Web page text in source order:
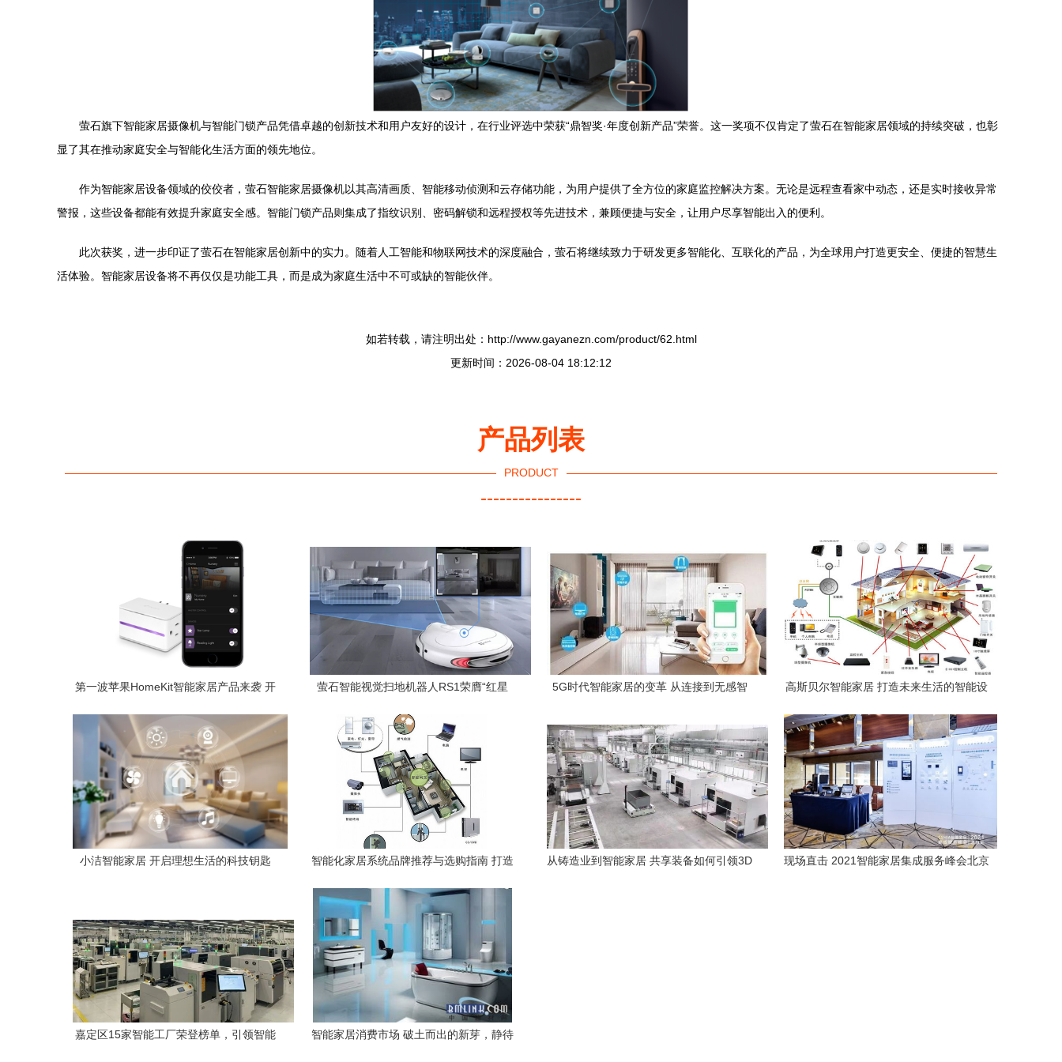
萤石旗下智能家居摄像机与智能门锁产品凭借卓越的创新技术和用户友好的设计，在行业评选中荣获“鼎智奖·年度创新产品”荣誉。这一奖项不仅肯定了萤石在智能家居领域的持续突破，也彰
显了其在推动家庭安全与智能化生活方面的领先地位。
作为智能家居设备领域的佼佼者，萤石智能家居摄像机以其高清画质、智能移动侦测和云存储功能，为用户提供了全方位的家庭监控解决方案。无论是远程查看家中动态，还是实时接收异常
警报，这些设备都能有效提升家庭安全感。智能门锁产品则集成了指纹识别、密码解锁和远程授权等先进技术，兼顾便捷与安全，让用户尽享智能出入的便利。
此次获奖，进一步印证了萤石在智能家居创新中的实力。随着人工智能和物联网技术的深度融合，萤石将继续致力于研发更多智能化、互联化的产品，为全球用户打造更安全、便捷的智慧生
活体验。智能家居设备将不再仅仅是功能工具，而是成为家庭生活中不可或缺的智能伙伴。
如若转载，请注明出处：http://www.gayanezn.com/product/62.html
更新时间：2026-08-04 18:12:12
产品列表
PRODUCT
----------------
第一波苹果HomeKit智能家居产品来袭 开
萤石智能视觉扫地机器人RS1荣膺“红星
5G时代智能家居的变革 从连接到无感智
高斯贝尔智能家居 打造未来生活的智能设
小洁智能家居 开启理想生活的科技钥匙
智能化家居系统品牌推荐与选购指南 打造
从铸造业到智能家居 共享装备如何引领3D
现场直击 2021智能家居集成服务峰会北京
嘉定区15家智能工厂荣登榜单，引领智能
智能家居消费市场 破土而出的新芽，静待